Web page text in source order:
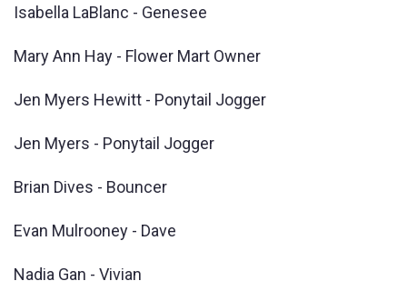
Isabella LaBlanc - Genesee
Mary Ann Hay - Flower Mart Owner
Jen Myers Hewitt - Ponytail Jogger
Jen Myers - Ponytail Jogger
Brian Dives - Bouncer
Evan Mulrooney - Dave
Nadia Gan - Vivian